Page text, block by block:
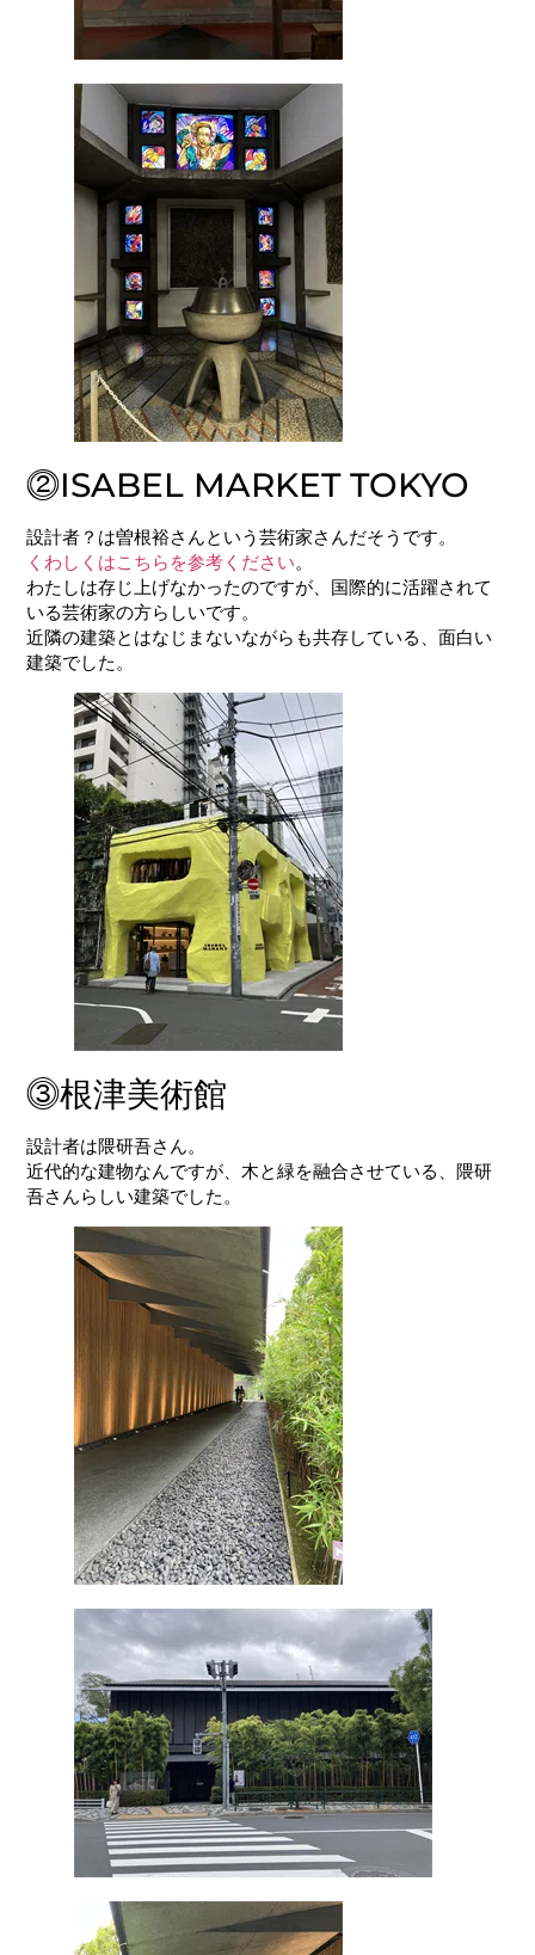
⓶ISABEL MARKET TOKYO
設計者？は曽根裕さんという芸術家さんだそうです。
くわしくはこちらを参考ください。
わたしは存じ上げなかったのですが、国際的に活躍されて
いる芸術家の方らしいです。
近隣の建築とはなじまないながらも共存している、面白い
建築でした。
⓷根津美術館
設計者は隈研吾さん。
近代的な建物なんですが、木と緑を融合させている、隈研
吾さんらしい建築でした。